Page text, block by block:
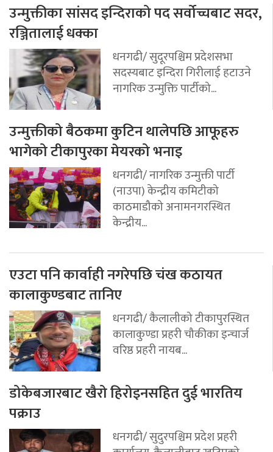
उन्मुक्तीका सांसद इन्दिराको पद सर्वोच्चबाट सदर,
रञ्जितालाई धक्का
धनगढी/ सुदूरपश्चिम प्रदेशसभा
सदस्यबाट इन्दिरा गिरीलाई हटाउने
नागरिक उन्मुक्ति पार्टीको...
उन्मुक्तीको बैठकमा कुटिन थालेपछि आफूहरु
भागेको टीकापुरका मेयरको भनाइ
धनगढी/ नागरिक उन्मुक्ती पार्टी
(नाउपा) केन्द्रीय कमिटीको
काठमाडौको अनामनगरस्थित
केन्द्रीय...
एउटा पनि कार्वाही नगरेपछि चंख कठायत
कालाकुण्डबाट तानिए
धनगढी/ कैलालीको टीकापुरस्थित
कालाकुण्डा प्रहरी चौकीका इन्चार्ज
वरिष्ठ प्रहरी नायब...
डोकेबजारबाट खैरो हिरोइनसहित दुई भारतिय
पक्राउ
धनगढी/ सुदुरपश्चिम प्रदेश प्रहरी